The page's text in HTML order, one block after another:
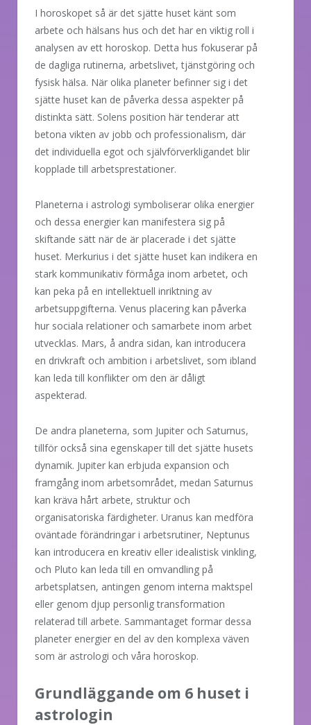
I horoskopet så är det sjätte huset känt som
arbete och hälsans hus och det har en viktig roll i
analysen av ett horoskop. Detta hus fokuserar på
de dagliga rutinerna, arbetslivet, tjänstgöring och
fysisk hälsa. När olika planeter befinner sig i det
sjätte huset kan de påverka dessa aspekter på
distinkta sätt. Solens position här tenderar att
betona vikten av jobb och professionalism, där
det individuella egot och självförverkligandet blir
kopplade till arbetsprestationer.
Planeterna i astrologi symboliserar olika energier
och dessa energier kan manifestera sig på
skiftande sätt när de är placerade i det sjätte
huset. Merkurius i det sjätte huset kan indikera en
stark kommunikativ förmåga inom arbetet, och
kan peka på en intellektuell inriktning av
arbetsuppgifterna. Venus placering kan påverka
hur sociala relationer och samarbete inom arbet
utvecklas. Mars, å andra sidan, kan introducera
en drivkraft och ambition i arbetslivet, som ibland
kan leda till konflikter om den är dåligt
aspekterad.
De andra planeterna, som Jupiter och Saturnus,
tillför också sina egenskaper till det sjätte husets
dynamik. Jupiter kan erbjuda expansion och
framgång inom arbetsområdet, medan Saturnus
kan kräva hårt arbete, struktur och
organisatoriska färdigheter. Uranus kan medföra
oväntade förändringar i arbetsrutiner, Neptunus
kan introducera en kreativ eller idealistisk vinkling,
och Pluto kan leda till en omvandling på
arbetsplatsen, antingen genom interna maktspel
eller genom djup personlig transformation
relaterad till arbete. Sammantaget formar dessa
planeter energier en del av den komplexa väven
som är astrologi och våra horoskop.
Grundläggande om 6 huset i
astrologin